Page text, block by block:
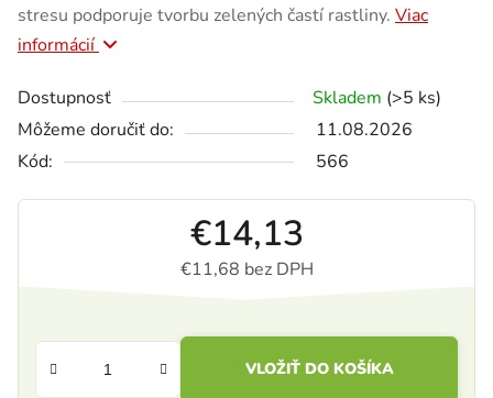
stresu podporuje tvorbu zelených častí rastliny. Viac
informácií
Dostupnosť Skladem (>5 ks)
Môžeme doručiť do:
11.08.2026
Kód:
566
€14,13
€11,68 bez DPH
VLOŽIŤ DO KOŠÍKA